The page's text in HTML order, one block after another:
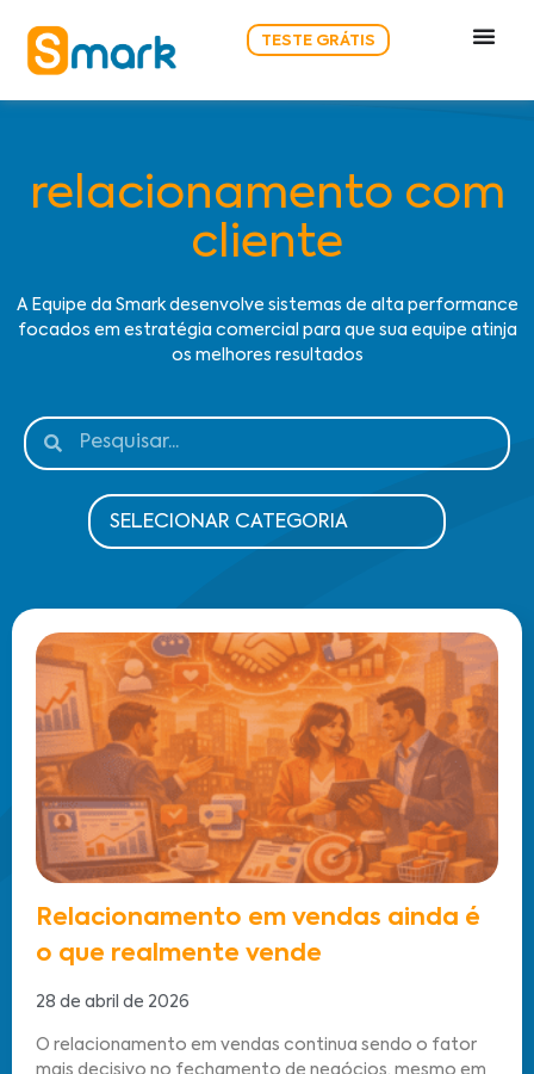
TESTE GRÁTIS
relacionamento com
cliente
A Equipe da Smark desenvolve sistemas de alta performance
focados em estratégia comercial para que sua equipe atinja
os melhores resultados
Relacionamento em vendas ainda é
o que realmente vende
28 de abril de 2026
O relacionamento em vendas continua sendo o fator
mais decisivo no fechamento de negócios, mesmo em